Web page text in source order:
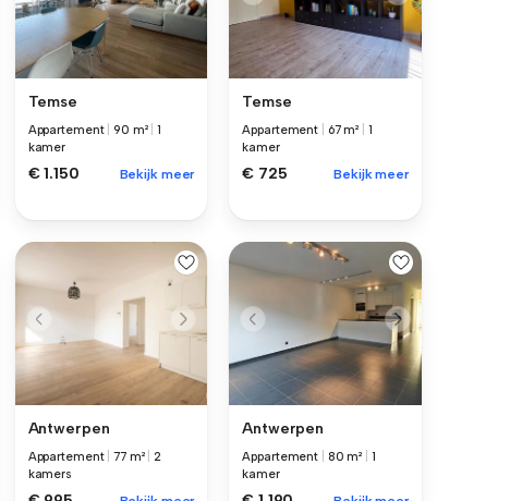
Temse
Appartement |90 m² |1
kamer
€ 1.150 Bekijk meer
Temse
Appartement 67 m²
1
kamer
€ 725 Bekijk meer
Antwerpen
Appartement |77 m² |2
kamers
Antwerpen
Appartement 80 m²
1
kamer